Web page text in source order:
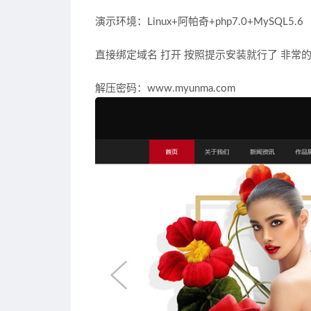
演示环境：Linux+阿帕奇+php7.0+MySQL5.6
直接绑定域名 打开 按照提示安装就行了 非常
解压密码：www.myunma.com